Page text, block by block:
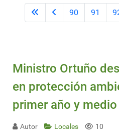
90 91
Ministro Ortuño
en protección
primer año y
Autor Locales 10